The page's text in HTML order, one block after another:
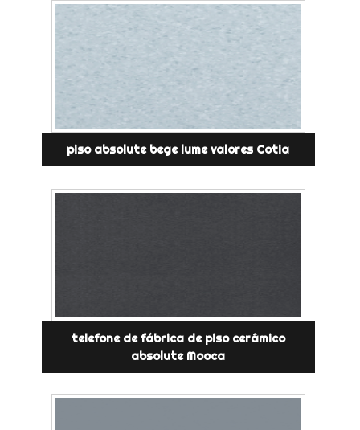
piso absolute bege lume valores Cotia
telefone de fábrica de piso cerâmico
absolute Mooca